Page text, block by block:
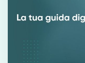
Case History
Company